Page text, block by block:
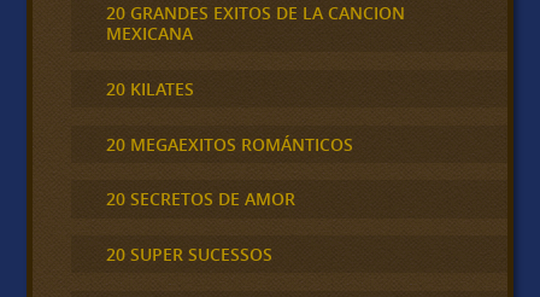
20 GRANDES EXITOS DE LA CANCION
MEXICANA
20 KILATES
20 MEGAEXITOS ROMÁNTICOS
20 SECRETOS DE AMOR
20 SUPER SUCESSOS